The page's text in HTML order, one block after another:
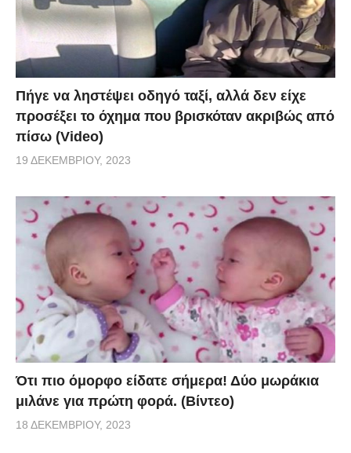
Πήγε να ληστέψει οδηγό ταξί, αλλά δεν είχε
προσέξει το όχημα που βρισκόταν ακριβώς από
πίσω (Video)
19 ΔΕΚΕΜΒΡΊΟΥ, 2023
Ότι πιο όμορφο είδατε σήμερα! Δύο μωράκια
μιλάνε για πρώτη φορά. (Βίντεο)
18 ΔΕΚΕΜΒΡΊΟΥ, 2023